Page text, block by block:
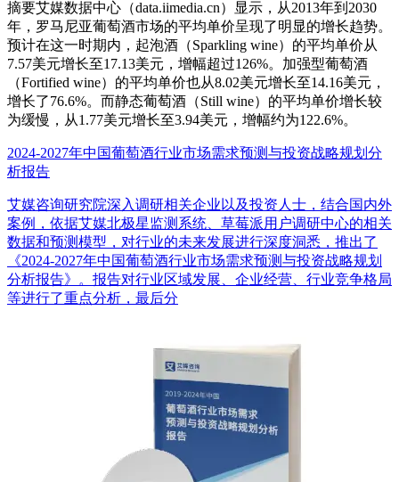
摘要艾媒数据中心（data.iimedia.cn）显示，从2013年到2030
年，罗马尼亚葡萄酒市场的平均单价呈现了明显的增长趋势。
预计在这一时期内，起泡酒（Sparkling wine）的平均单价从
7.57美元增长至17.13美元，增幅超过126%。加强型葡萄酒
（Fortified wine）的平均单价也从8.02美元增长至14.16美元，
增长了76.6%。而静态葡萄酒（Still wine）的平均单价增长较
为缓慢，从1.77美元增长至3.94美元，增幅约为122.6%。
2024-2027年中国葡萄酒行业市场需求预测与投资战略规划分
析报告
艾媒咨询研究院深入调研相关企业以及投资人士，结合国内外
案例，依据艾媒北极星监测系统、草莓派用户调研中心的相关
数据和预测模型，对行业的未来发展进行深度洞悉，推出了
《2024-2027年中国葡萄酒行业市场需求预测与投资战略规划
分析报告》。报告对行业区域发展、企业经营、行业竞争格局
等进行了重点分析，最后分